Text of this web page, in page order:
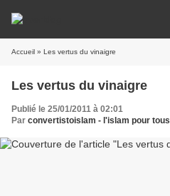
Accueil » Les vertus du vinaigre
Les vertus du vinaigre
Publié le 25/01/2011 à 02:01
Par convertistoislam - l'islam pour tous